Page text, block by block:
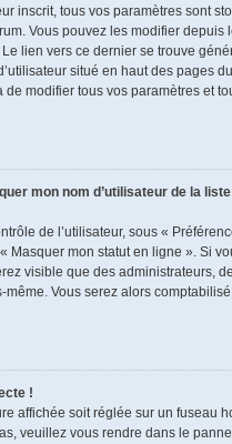
inscrit, tous vos paramètres sont
Vous pouvez les modifier depuis
lien vers ce dernier se trouve
situé en haut des pages
de modifier tous vos paramètres et
mon nom d’utilisateur de la
de l’utilisateur, sous «
Masquer mon statut en ligne ». Si
visible que des administrateurs,
même. Vous serez alors
!
affichée soit réglée sur un fuseau
veuillez vous rendre dans le